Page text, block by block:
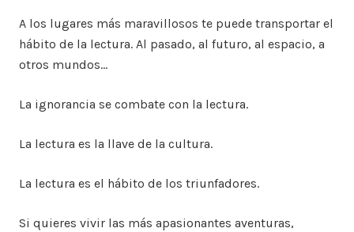
A los lugares más maravillosos te puede transportar el
hábito de la lectura. Al pasado, al futuro, al espacio, a
otros mundos…
La ignorancia se combate con la lectura.
La lectura es la llave de la cultura.
La lectura es el hábito de los triunfadores.
Si quieres vivir las más apasionantes aventuras,